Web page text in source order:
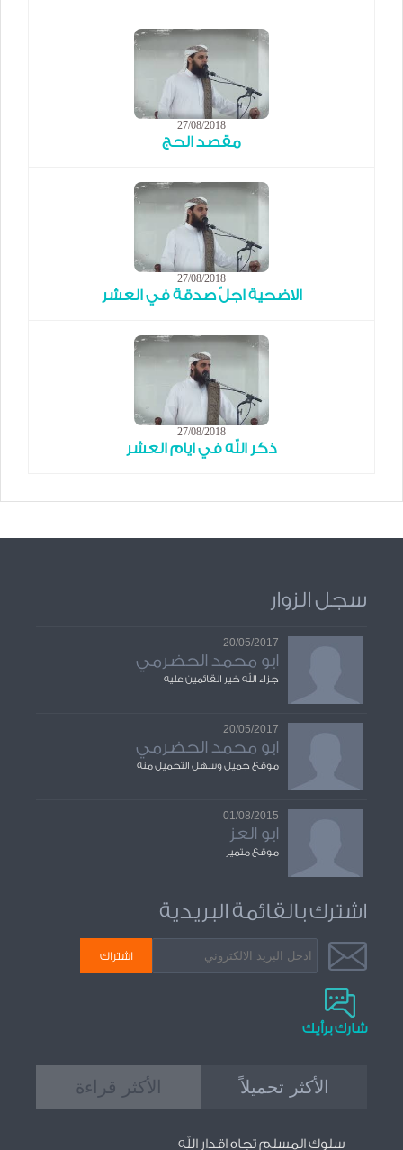
27/08/2018
مقصد الحج
27/08/2018
الاضحية اجلّ صدقة في العشر
27/08/2018
ذكر الله في ايام العشر
سجل الزوار
20/05/2017
ابو محمد الحضرمي
جزاء الله خير القائمين عليه
20/05/2017
ابو محمد الحضرمي
موقع جميل وسهل التحميل منه
01/08/2015
ابو العز
موقع متميز
اشترك بالقائمة البريدية
شارك برأيك
الأكثر تحميلاً الأكثر قراءة
سلوك المسلم تجاه اقدار الله